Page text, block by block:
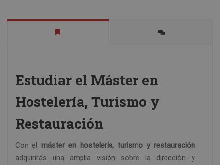
Estudiar el Máster en
Hostelería, Turismo y
Restauración
Con el máster en hostelería, turismo y restauración
adquirirás una amplia visión sobre la dirección y